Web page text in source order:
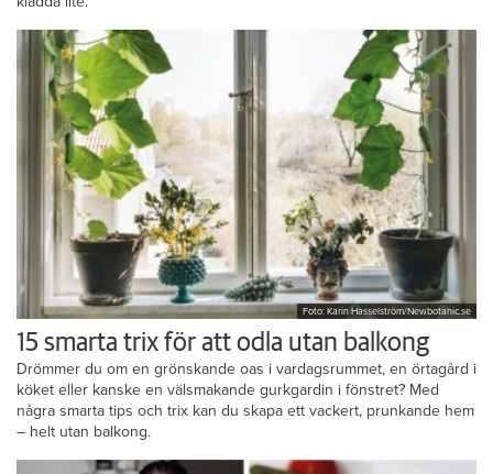
Foto: Karin Hasselström/Newbotanic.se
15 smarta trix för att odla utan balkong
Drömmer du om en grönskande oas i vardagsrummet, en örtagård i
köket eller kanske en välsmakande gurkgardin i fönstret? Med
några smarta tips och trix kan du skapa ett vackert, prunkande hem
– helt utan balkong.